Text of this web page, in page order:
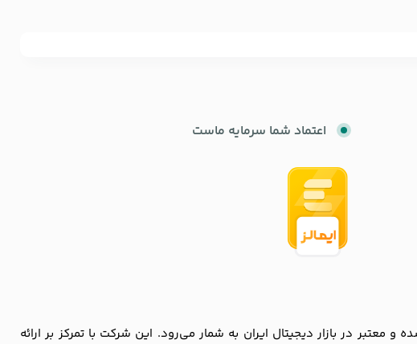
اعتماد شما سرمایه ماست
در بازار دیجیتال ایران به شمار می‌رود. این شرکت با تمرکز بر ارائه